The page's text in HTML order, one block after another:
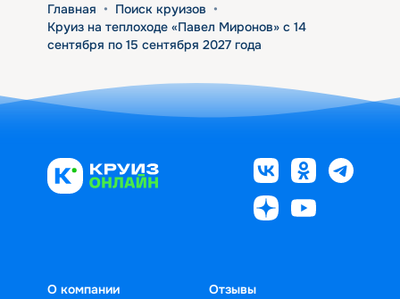
Главная • Поиск круизов •
Круиз на теплоходе «Павел Миронов» с 14
сентября по 15 сентября 2027 года
О компании
Отзывы